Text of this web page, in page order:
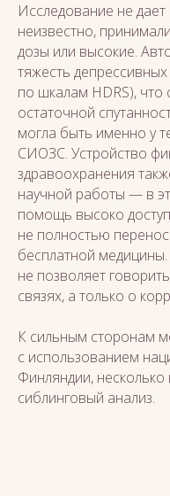
Исследование не
неизвестно,
дозы или высокие.
тяжесть
по шкалам HDRS), что
остаточной
могла быть именно у
СИОЗС. Устройство
здравоохранения
научной работы — в
помощь высоко
не полностью
бесплатной
не позволяет
связях, а только о
К сильным сторонам
с использованием
Финляндии,
сиблинговый анализ.